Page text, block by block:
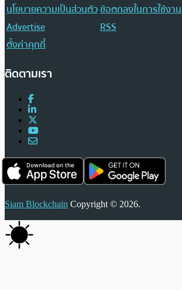
นโยบายความเป็นส่วนตัวข้อตกลงในการใช้งาน
Advertise
RSS
ตั้งค่าคุกกี้
ติดตามเรา
Siam Blockchain Copyright © 2026.